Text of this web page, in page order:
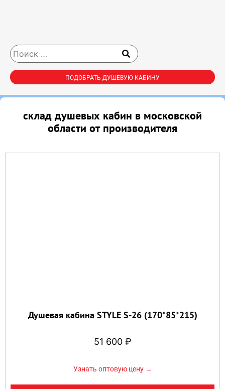
ПОДОБРАТЬ ДУШЕВУЮ КАБИНУ
склад душевых кабин в московской
области от производителя
Душевая кабина STYLE S-26 (170*85*215)
51 600 ₽
Узнать оптовую цену →